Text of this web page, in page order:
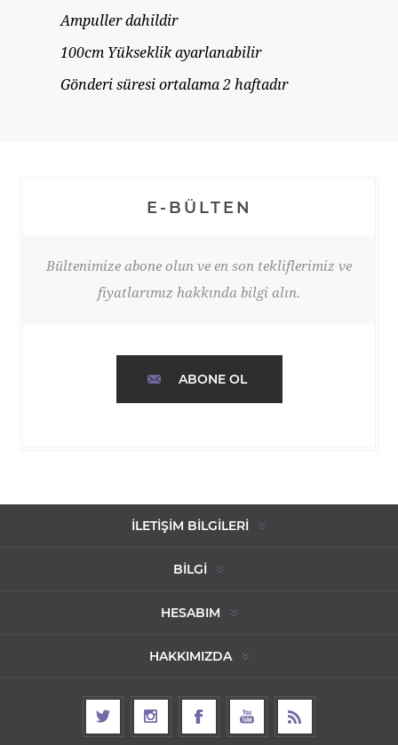
Ampuller dahildir
100cm Yükseklik ayarlanabilir
Gönderi süresi ortalama 2 haftadır
E-BÜLTEN
Bültenimize abone olun ve en son tekliflerimiz ve
fiyatlarımız hakkında bilgi alın.
ABONE OL
İLETIŞIM BILGILERI
BILGI
HESABIM
HAKKIMIZDA